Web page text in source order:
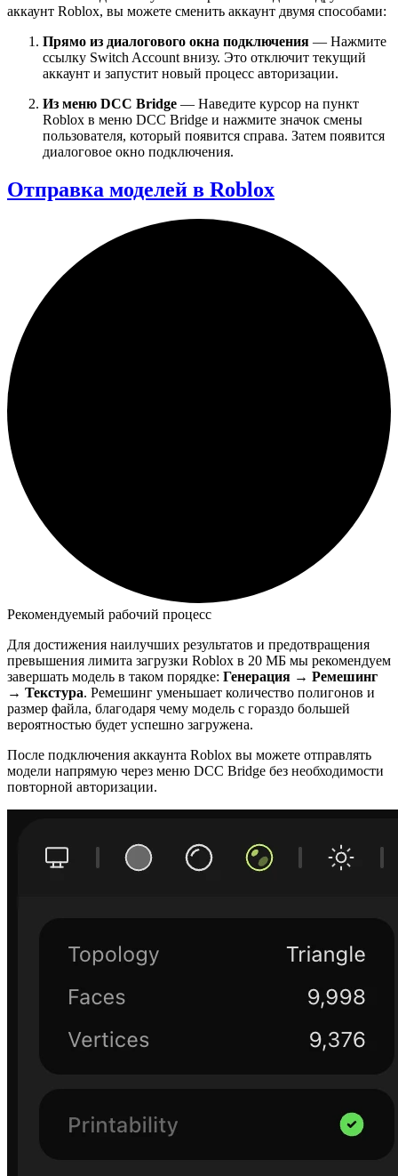
аккаунт Roblox, вы можете сменить аккаунт двумя способами:
Прямо из диалогового окна подключения — Нажмите
ссылку Switch Account внизу. Это отключит текущий
аккаунт и запустит новый процесс авторизации.
Из меню DCC Bridge — Наведите курсор на пункт
Roblox в меню DCC Bridge и нажмите значок смены
пользователя, который появится справа. Затем появится
диалоговое окно подключения.
Отправка моделей в Roblox
Рекомендуемый рабочий процесс
Для достижения наилучших результатов и предотвращения
превышения лимита загрузки Roblox в 20 МБ мы рекомендуем
завершать модель в таком порядке: Генерация → Ремешинг
→ Текстура. Ремешинг уменьшает количество полигонов и
размер файла, благодаря чему модель с гораздо большей
вероятностью будет успешно загружена.
После подключения аккаунта Roblox вы можете отправлять
модели напрямую через меню DCC Bridge без необходимости
повторной авторизации.